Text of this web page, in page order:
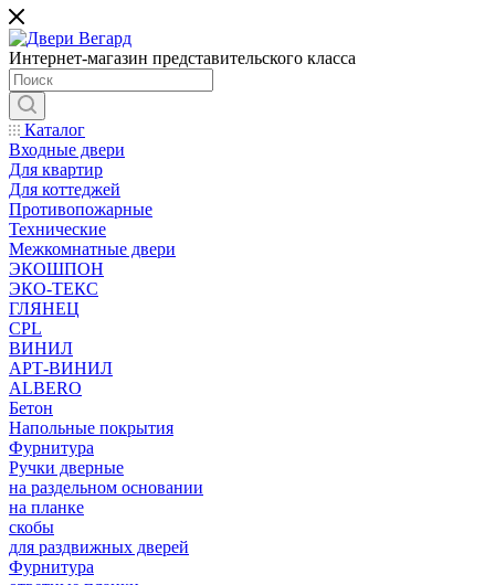
Интернет-магазин представительского класса
Каталог
Входные двери
Для квартир
Для коттеджей
Противопожарные
Технические
Межкомнатные двери
ЭКОШПОН
ЭКО-ТЕКС
ГЛЯНЕЦ
CPL
ВИНИЛ
АРТ-ВИНИЛ
ALBERO
Бетон
Напольные покрытия
Фурнитура
Ручки дверные
на раздельном основании
на планке
скобы
для раздвижных дверей
Фурнитура